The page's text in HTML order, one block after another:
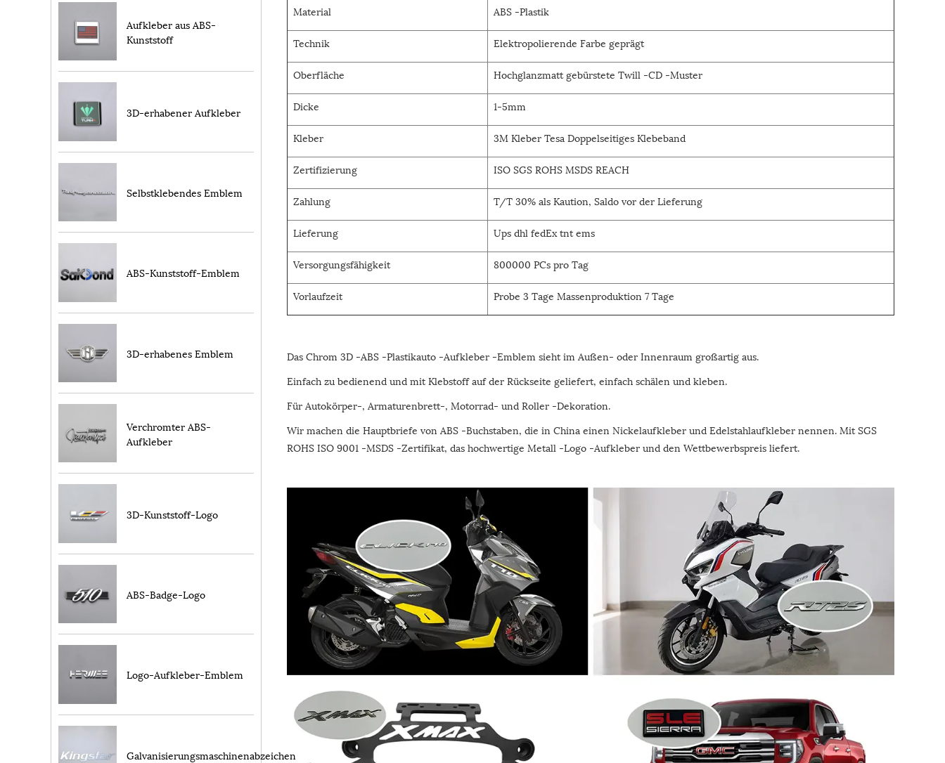
Aufkleber aus ABS-
Kunststoff
3D-erhabener Aufkleber
Selbstklebendes Emblem
ABS-Kunststoff-Emblem
3D-erhabenes Emblem
Verchromter ABS-
Aufkleber
3D-Kunststoff-Logo
ABS-Badge-Logo
Logo-Aufkleber-Emblem
Galvanisierungsmaschinenabzeichen
Material ABS -Plastik
Technik Elektropolierende Farbe geprägt
Oberfläche Hochglanzmatt gebürstete Twill -CD -Muster
Dicke 1-5mm
Kleber 3M Kleber Tesa Doppelseitiges Klebeband
Zertifizierung ISO SGS ROHS MSDS REACH
Zahlung T/T 30% als Kaution, Saldo vor der Lieferung
Lieferung Ups dhl fedEx tnt ems
Versorgungsfähigkeit 800000 PCs pro Tag
Vorlaufzeit Probe 3 Tage Massenproduktion 7 Tage
Das Chrom 3D -ABS -Plastikauto -Aufkleber -Emblem sieht im Außen- oder Innenraum großartig aus.
Einfach zu bedienend und mit Klebstoff auf der Rückseite geliefert, einfach schälen und kleben.
Für Autokörper-, Armaturenbrett-, Motorrad- und Roller -Dekoration.
Wir machen die Hauptbriefe von ABS -Buchstaben, die in China einen Nickelaufkleber und Edelstahlaufkleber nennen. Mit SGS
ROHS ISO 9001 -MSDS -Zertifikat, das hochwertige Metall -Logo -Aufkleber und den Wettbewerbspreis liefert.